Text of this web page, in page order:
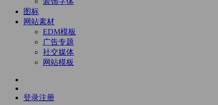
图标
网站素材
EDM模板
广告专题
社交媒体
网站模板
登录注册